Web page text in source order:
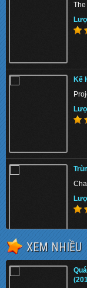
Kế
XEM NHIỀU